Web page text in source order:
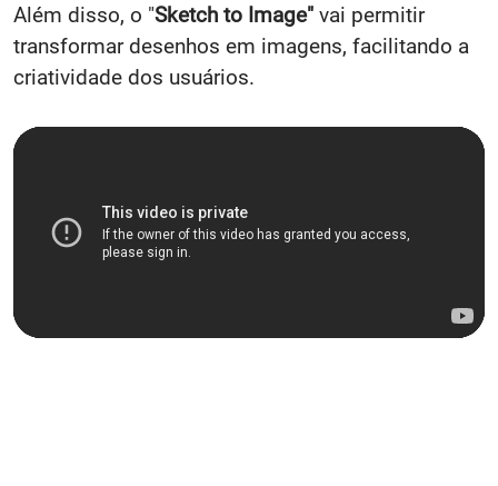
Além disso, o "Sketch to Image" vai permitir
transformar desenhos em imagens, facilitando a
criatividade dos usuários.